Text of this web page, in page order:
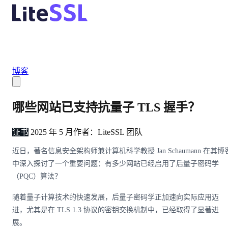
博客
哪些网站已支持抗量子 TLS 握手？
证书 2025 年 5 月 作者： LiteSSL 团队
近日，著名信息安全架构师兼计算机科学教授 Jan Schaumann 在其博
中深入探讨了一个重要问题：有多少网站已经启用了后量子密码学
（PQC）算法？
随着量子计算技术的快速发展，后量子密码学正加速向实际应用迈
进，尤其是在 TLS 1.3 协议的密钥交换机制中，已经取得了显著进
展。